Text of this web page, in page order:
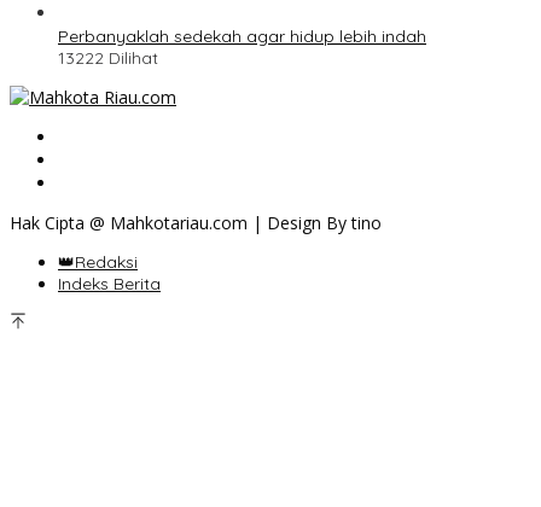
Perbanyaklah sedekah agar hidup lebih indah
13222 Dilihat
Hak Cipta @ Mahkotariau.com | Design By tino
👑Redaksi
Indeks Berita